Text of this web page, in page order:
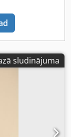
sludinājuma